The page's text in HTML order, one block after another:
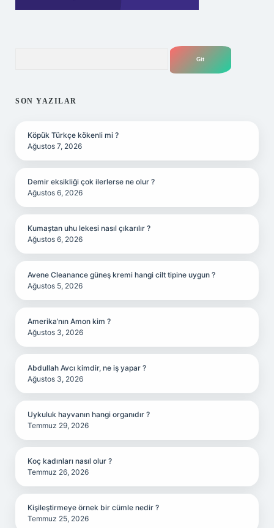
SON YAZILAR
Köpük Türkçe kökenli mi ?
Ağustos 7, 2026
Demir eksikliği çok ilerlerse ne olur ?
Ağustos 6, 2026
Kumaştan uhu lekesi nasıl çıkarılır ?
Ağustos 6, 2026
Avene Cleanance güneş kremi hangi cilt tipine uygun ?
Ağustos 5, 2026
Amerika’nın Amon kim ?
Ağustos 3, 2026
Abdullah Avcı kimdir, ne iş yapar ?
Ağustos 3, 2026
Uykuluk hayvanın hangi organıdır ?
Temmuz 29, 2026
Koç kadınları nasıl olur ?
Temmuz 26, 2026
Kişileştirmeye örnek bir cümle nedir ?
Temmuz 25, 2026